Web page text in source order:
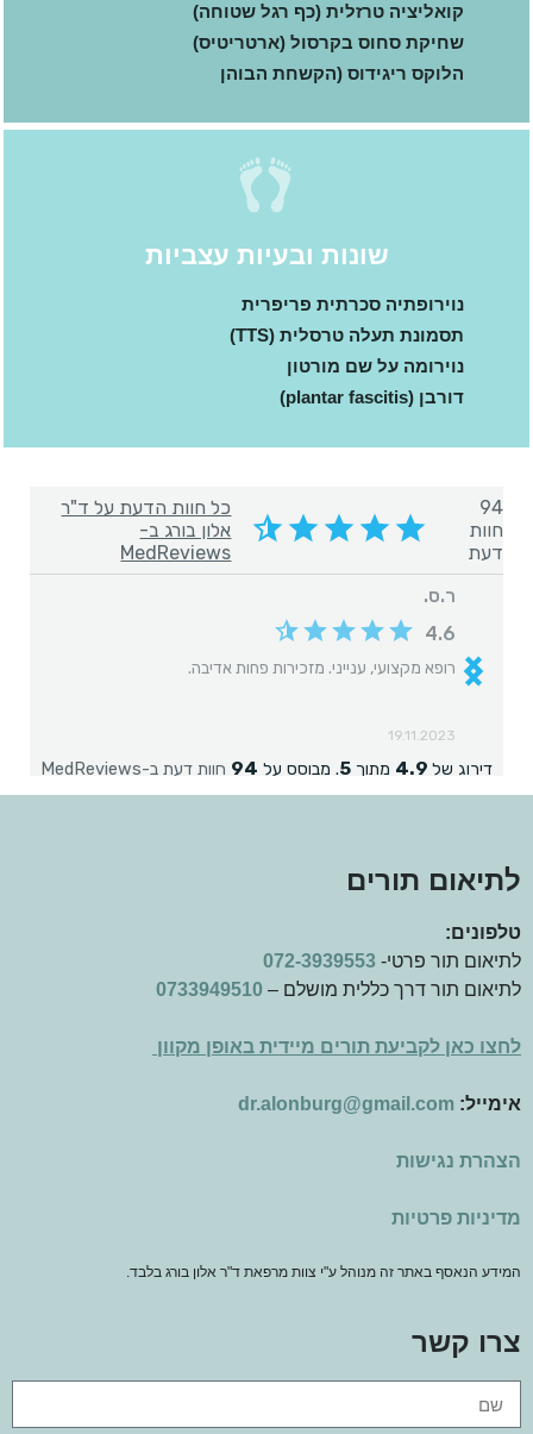
קואליציה טרזלית (כף רגל שטוחה)
שחיקת סחוס בקרסול (ארטריטיס)
הלוקס ריגידוס (הקשחת הבוהן
שונות ובעיות עצביות
נוירופתיה סכרתית פריפרית
תסמונת תעלה טרסלית (TTS)
נוירומה על שם מורטון
דורבן (plantar fascitis)
לתיאום תורים
טלפונים:
לתיאום תור פרטי- 072-3939553
לתיאום תור דרך כללית מושלם – 0733949510
לחצו כאן לקביעת תורים מיידית באופן מקוון
אימייל: dr.alonburg@gmail.com
הצהרת נגישות
מדיניות פרטיות
המידע הנאסף באתר זה מנוהל ע"י צוות מרפאת ד"ר אלון בורג בלבד.
צרו קשר